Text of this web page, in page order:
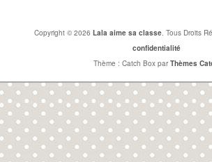
Copyright © 2026 Lala aime sa classe. Tous Droits
confidentialité
Thème : Catch Box parThèmes